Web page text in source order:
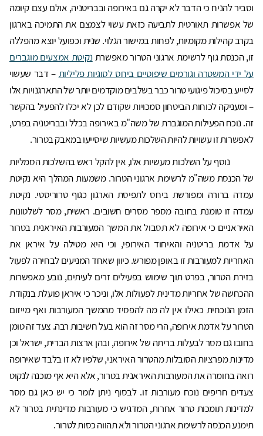
וסביר להניח כי הדבר לא יקרה גם באירופה ובבריטניה, אולם עצם קיומה
של אפשרות תאורטית לתביעה כזאת עשוי לצמצם את התמיכה בארגון
בקרב קהילות מקומיות, לפחות במישור הגלוי. שנית וכפועל יוצא מהפללה
זו, הכנסת גוף לרשימת ארגוני הטרור מאפשרת נקיטת אמצעים מוגברים
על ידי המשטרה וגורמים שיפוטיים ביחס לסוגיות פליליות – דבר שעשוי
לסייע בסיכול פיגועי טרור כבר בשלבים מוקדמים יותר של התארגנויות אלו
– ומעניקה לכוחות הביטחון סמכויות שקודם לכן לא יכלו להפעיל בהקשר
זה. נוכח הפעילות המוגברת של משה"מ באירופה בכלל ובבריטניה בפרט,
לאפשרות זו עשויות להיות השלכות מעשיות שיסייעו במאבק בטרור.
נוסף על השלכות מעשיות אלו, אין להקל ראש בהשלכות הסמליות
של הכנסת משה"מ לרשימת ארגוני הטרור. משמעות המהלך היא נקיטת
עמדה ברורה ומפורשת ביחס לתפיסת הארגון כגוף טרוריסטי. נקיטת
עמדה זו טומנת בחובה מספר מסרים חשובים. ראשית, מסר לשלטונות
האיראניים כי אירופה לא תסבול את המשך המעורבות האיראנית בטרור
על אדמת בריטניה והאיחוד האירופי, וכי היא מטילה על איראן את
האחריות למעורבות זו באופן מפורש. כיוון שאחד המניעים לבחירה לפעול
בזירת הטרור, בפרט תוך שימוש בפעילים זרים לעיתים, נובע מאפשרות
ההכחשה של אחריות מדינית לפעולות אלו, וניכר כי איראן פועלת בנקודת
הזמן הנוכחית כאילו אין לה מה להפסיד מהמשך המעורבות ואף מייזום
הטרור על אדמת אירופה, הרי מסר זה הוא בעל חשיבות רבה. צעד זה טומן
בחובו גם מסר לבעלות בריתה של אירופה, ובהן ארצות הברית, ישראל וכן
מדינות מפרציות הסובלות מהטרור האיראני, שלפיו לא זו בלבד שאירופה
רואה בחומרה את המעורבות האיראנית בטרור, אלא היא אף מוכנה לנקוט
צעדים חריפים נוכח מעורבות זו. לבסוף ניתן לומר כי יש כאן גם מסר
למדינות תומכות טרור אחרות, המדגיש כי מעורבות מדינתית בטרור לא
תימנע הכנסה לרשימת ארגוני הטרור ולא תהווה כסות לטרור.